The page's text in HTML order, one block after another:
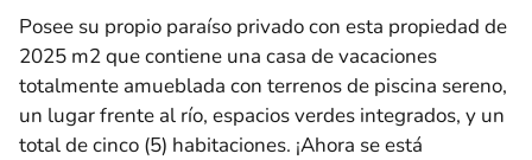
Posee su propio paraíso privado con esta propiedad de
2025 m2 que contiene una casa de vacaciones
totalmente amueblada con terrenos de piscina sereno,
un lugar frente al río, espacios verdes integrados, y un
total de cinco (5) habitaciones. ¡Ahora se está